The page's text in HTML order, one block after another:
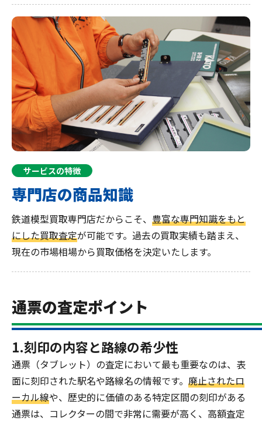
サービスの特徴
専門店の商品知識
鉄道模型買取専門店だからこそ、 豊富な専門知識をもと
にした買取査定が可能です。過去の買取実績も踏まえ、
現在の市場相場から買取価格を決定いたします。
通票の査定ポイント
1.刻印の内容と路線の希少性
通票（タブレット）の査定において最も重要なのは、表
面に刻印された駅名や路線名の情報です。 廃止されたロ
ーカル線や、歴史的に価値のある特定区間の刻印がある
通票は、コレクターの間で非常に需要が高く、高額査定